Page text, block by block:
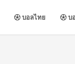
บอลไทย บ